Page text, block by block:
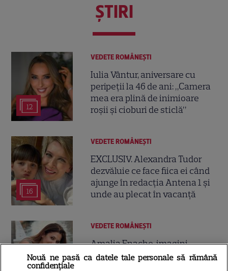
ŞTIRI
12
VEDETE ROMÂNEŞTI
Iulia Vântur, aniversare cu
peripeții la 46 de ani: „Camera
mea era plină de inimioare
roșii și cioburi de sticlă”
16
VEDETE ROMÂNEŞTI
EXCLUSIV. Alexandra Tudor
dezvăluie ce face fiica ei când
ajunge în redacția Antena 1 și
unde au plecat în vacanță
VEDETE ROMÂNEŞTI
Amalia Enache, imagini
spectaculoase din Veneția
Nouă ne pasă ca datele tale personale să rămână
confidențiale